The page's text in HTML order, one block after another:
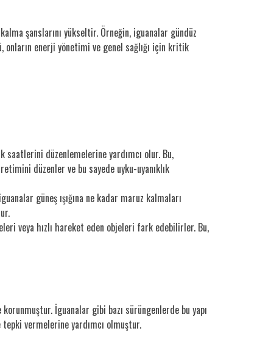
şanslarını yükseltir. Örneğin, iguanalar gündüz
onların enerji yönetimi ve genel sağlığı için kritik
saatlerini düzenlemelerine yardımcı olur. Bu,
düzenler ve bu sayede uyku-uyanıklık
güneş ışığına ne kadar maruz kalmaları
veya hızlı hareket eden objeleri fark edebilirler. Bu,
İguanalar gibi bazı sürüngenlerde bu yapı
vermelerine yardımcı olmuştur.